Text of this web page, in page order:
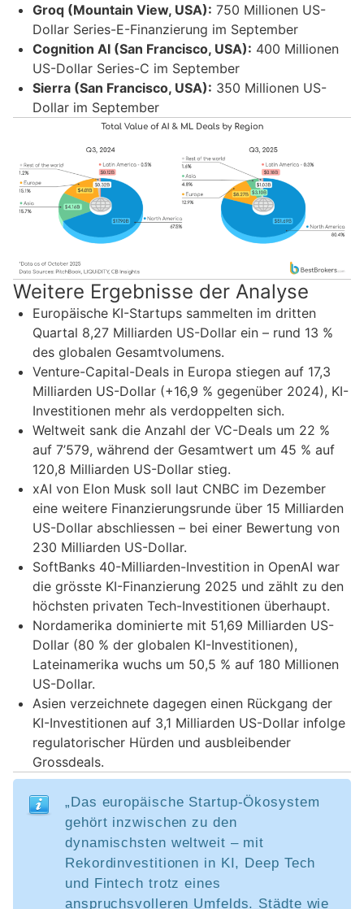
Groq (Mountain View, USA): 750 Millionen US-
Dollar Series-E-Finanzierung im September
Cognition AI (San Francisco, USA): 400 Millionen
US-Dollar Series-C im September
Sierra (San Francisco, USA): 350 Millionen US-
Dollar im September
Weitere Ergebnisse der Analyse
Europäische KI-Startups sammelten im dritten
Quartal 8,27 Milliarden US-Dollar ein – rund 13 %
des globalen Gesamtvolumens.
Venture-Capital-Deals in Europa stiegen auf 17,3
Milliarden US-Dollar (+16,9 % gegenüber 2024), KI-
Investitionen mehr als verdoppelten sich.
Weltweit sank die Anzahl der VC-Deals um 22 %
auf 7’579, während der Gesamtwert um 45 % auf
120,8 Milliarden US-Dollar stieg.
xAI von Elon Musk soll laut CNBC im Dezember
eine weitere Finanzierungsrunde über 15 Milliarden
US-Dollar abschliessen – bei einer Bewertung von
230 Milliarden US-Dollar.
SoftBanks 40-Milliarden-Investition in OpenAI war
die grösste KI-Finanzierung 2025 und zählt zu den
höchsten privaten Tech-Investitionen überhaupt.
Nordamerika dominierte mit 51,69 Milliarden US-
Dollar (80 % der globalen KI-Investitionen),
Lateinamerika wuchs um 50,5 % auf 180 Millionen
US-Dollar.
Asien verzeichnete dagegen einen Rückgang der
KI-Investitionen auf 3,1 Milliarden US-Dollar infolge
regulatorischer Hürden und ausbleibender
Grossdeals.
„Das europäische Startup-Ökosystem
gehört inzwischen zu den
dynamischsten weltweit – mit
Rekordinvestitionen in KI, Deep Tech
und Fintech trotz eines
anspruchsvolleren Umfelds. Städte wie